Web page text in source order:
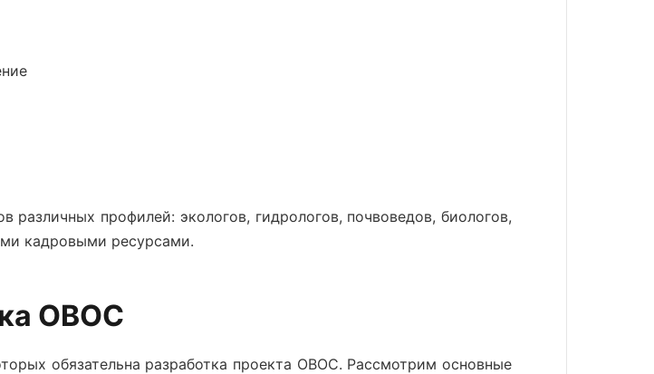
различных профилей: экологов, гидрологов, почвоведов, биологов,
кадровыми ресурсами.
ОВОС
обязательна разработка проекта ОВОС. Рассмотрим основные